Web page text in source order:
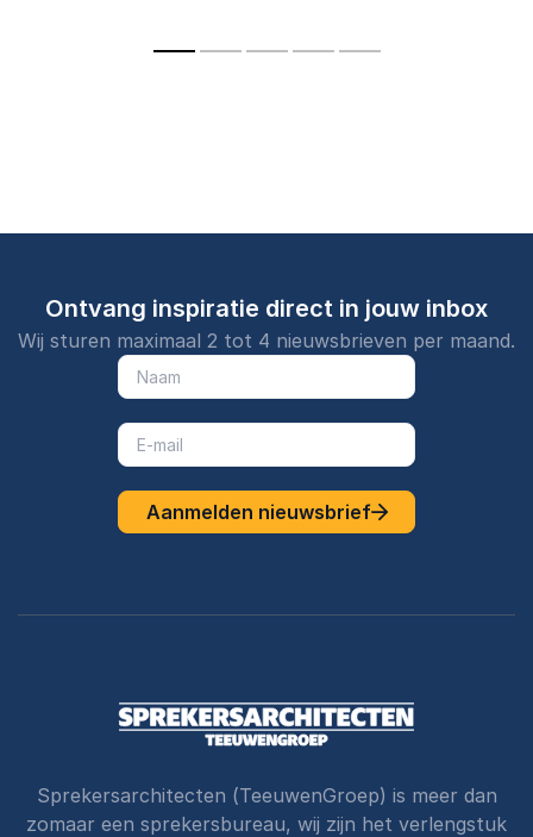
werken.
Ontvang inspiratie direct in jouw inbox
Wij sturen maximaal 2 tot 4 nieuwsbrieven per maand.
Aanmelden nieuwsbrief
Sprekersarchitecten (TeeuwenGroep) is meer dan
zomaar een sprekersbureau, wij zijn het verlengstuk